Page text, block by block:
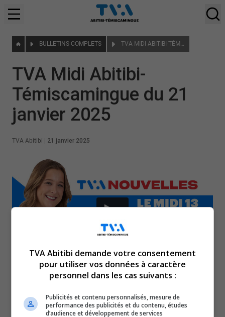
BULLETINS COMPLETS TVA MIDI ABITIBI-TÉMISCAMINGUE DU 21 JANVIER 2025
TVA Midi Abitibi-
Témiscamingue du 21
janvier 2025
TVA Abitibi 21 janvier 2025
La ville d’Amos dépose son budget.
TVA Abitibi demande votre consentement
pour utiliser vos données à caractère
personnel dans les cas suivants :
Publicités et contenu personnalisés, mesure de
performance des publicités et du contenu, études
d’audience et développement de services